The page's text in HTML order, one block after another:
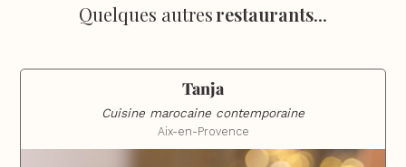
Quelques autresrestaurants...
Tanja
Cuisine marocaine contemporaine
Aix-en-Provence